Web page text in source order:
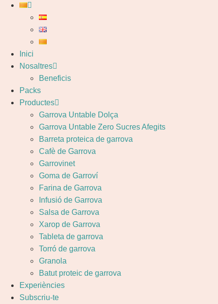
Inici
Nosaltres
Beneficis
Packs
Productes
Garrova Untable Dolça
Garrova Untable Zero Sucres Afegits
Barreta proteica de garrova
Cafè de Garrova
Garrovinet
Goma de Garroví
Farina de Garrova
Infusió de Garrova
Salsa de Garrova
Xarop de Garrova
Tableta de garrova
Torró de garrova
Granola
Batut proteic de garrova
Experiències
Subscriu-te